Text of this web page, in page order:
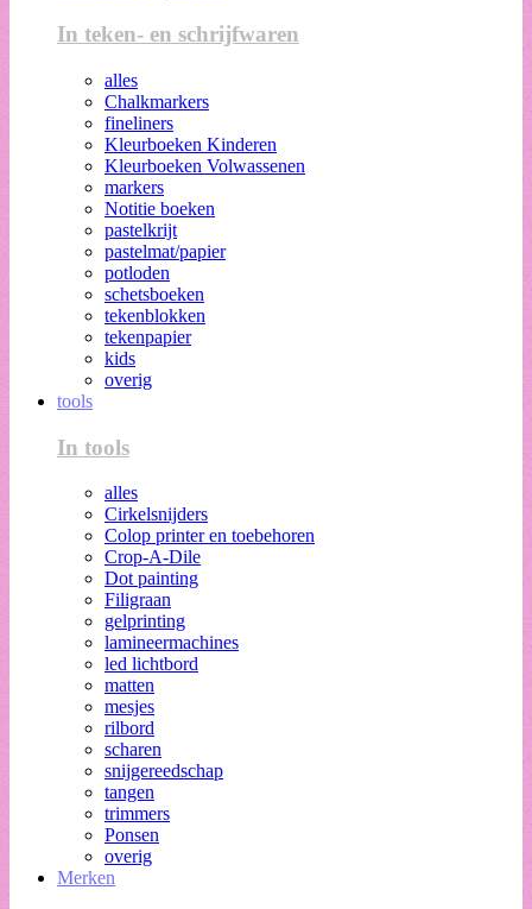
In teken- en schrijfwaren
alles
Chalkmarkers
fineliners
Kleurboeken Kinderen
Kleurboeken Volwassenen
markers
Notitie boeken
pastelkrijt
pastelmat/papier
potloden
schetsboeken
tekenblokken
tekenpapier
kids
overig
tools
In tools
alles
Cirkelsnijders
Colop printer en toebehoren
Crop-A-Dile
Dot painting
Filigraan
gelprinting
lamineermachines
led lichtbord
matten
mesjes
rilbord
scharen
snijgereedschap
tangen
trimmers
Ponsen
overig
Merken